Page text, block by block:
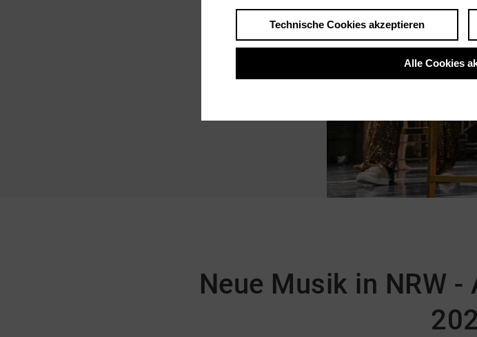
Neue Musik in NRW
Technische Cookies akzeptieren
Alle Cookies